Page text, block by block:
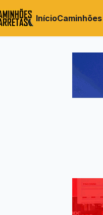
InícioCaminhões